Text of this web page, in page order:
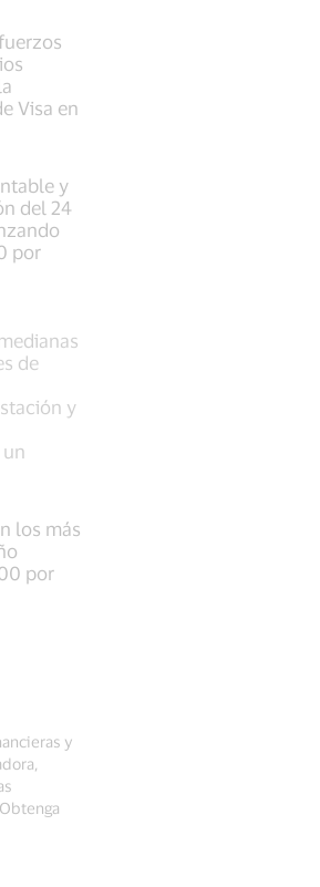
Visa en
y
del 24
por
de
y
los más
por
y